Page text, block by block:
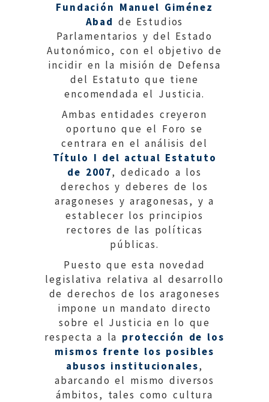
Fundación Manuel Giménez
Abad de Estudios
Parlamentarios y del Estado
Autonómico, con el objetivo de
incidir en la misión de Defensa
del Estatuto que tiene
encomendada el Justicia.
Ambas entidades creyeron
oportuno que el Foro se
centrara en el análisis del
Título I del actual Estatuto
de 2007, dedicado a los
derechos y deberes de los
aragoneses y aragonesas, y a
establecer los principios
rectores de las políticas
públicas.
Puesto que esta novedad
legislativa relativa al desarrollo
de derechos de los aragoneses
impone un mandato directo
sobre el Justicia en lo que
respecta a la protección de los
mismos frente los posibles
abusos institucionales,
abarcando el mismo diversos
ámbitos, tales como cultura